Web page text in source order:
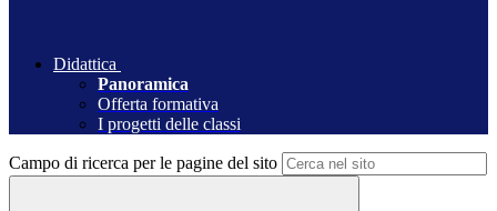
Didattica
Panoramica
Offerta formativa
I progetti delle classi
Campo di ricerca per le pagine del sito